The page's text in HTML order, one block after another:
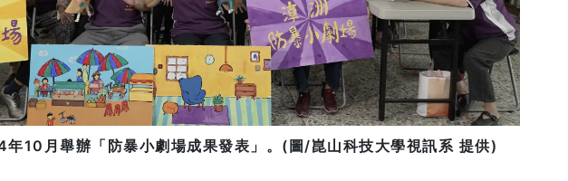
10月舉辦「防暴小劇場成果發表」。(圖/崑山科技大學視訊系 提供)